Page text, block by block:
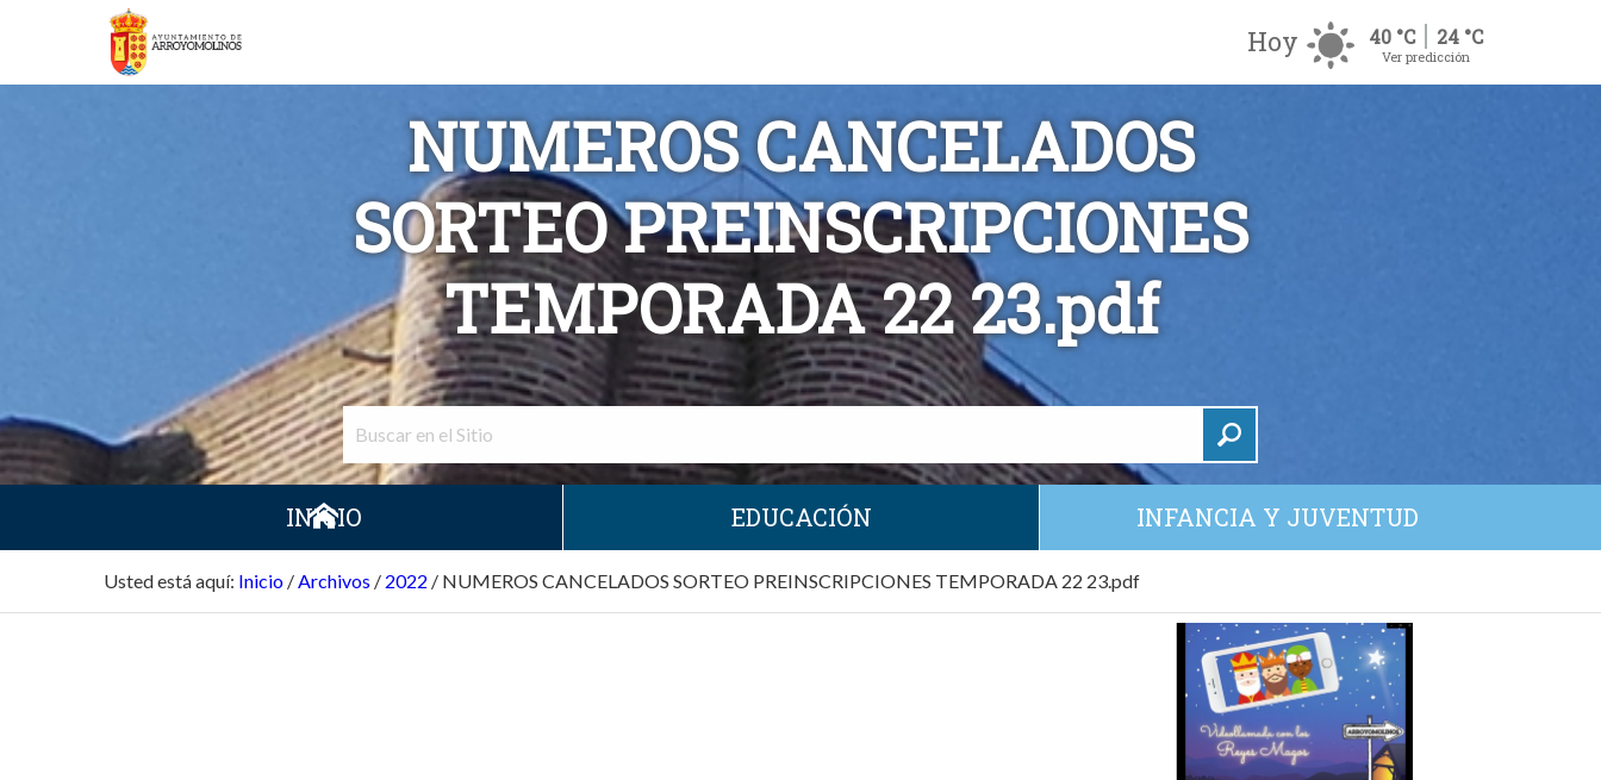
Hoy 40 °C 24 °C
Ver predicción
NUMEROS CANCELADOS
SORTEO PREINSCRIPCIONES
TEMPORADA 22 23.pdf
INICIO EDUCACIÓN INFANCIA Y JUVENTUD
Usted está aquí: Inicio /Archivos / 2022 / NUMEROS CANCELADOS SORTEO PREINSCRIPCIONES TEMPORADA 22 23.pdf